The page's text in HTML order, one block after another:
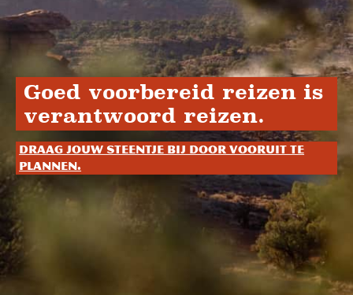
Goed voorbereid reizen is
verantwoord reizen.
Draag jouw steentje bij door vooruit te
plannen.